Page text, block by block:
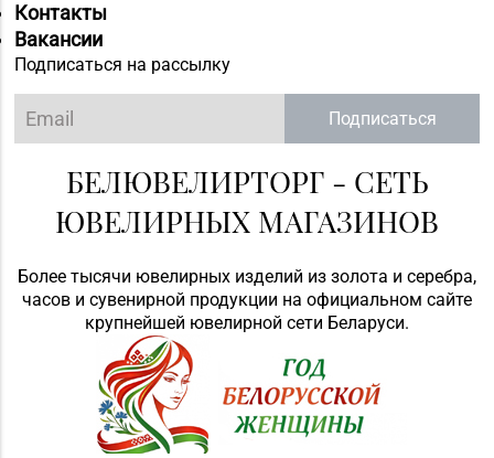
Контакты
Вакансии
Подписаться на рассылку
Подписаться
БЕЛЮВЕЛИРТОРГ - СЕТЬ
ЮВЕЛИРНЫХ МАГАЗИНОВ
Более тысячи ювелирных изделий из золота и серебра,
часов и сувенирной продукции на официальном сайте
крупнейшей ювелирной сети Беларуси.